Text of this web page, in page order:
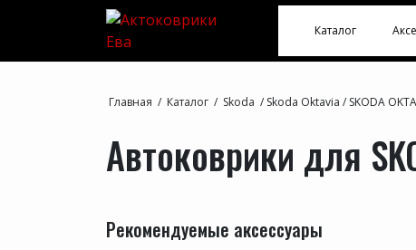
Каталог
Главная / Каталог / Skoda / Skoda Oktavia / SKODA
Автоковрики для
Рекомендуемые аксессуары